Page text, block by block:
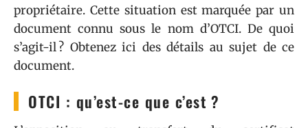
propriétaire. Cette situation est marquée par un
document connu sous le nom d’OTCI. De quoi
s’agit-il ? Obtenez ici des détails au sujet de ce
document.
OTCI : qu’est-ce que c’est ?